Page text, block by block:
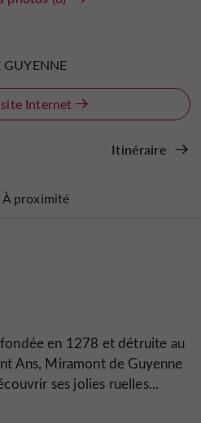
Internet
Itinéraire
À proximité
en 1278 et détruite au
Ans, Miramont de Guyenne
ses jolies ruelles...